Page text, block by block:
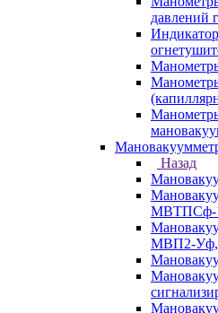
давлений
Назад
МВТПСф-
МВП2-